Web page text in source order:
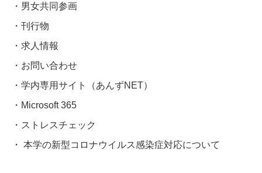
男女共同参画
刊行物
求人情報
お問い合わせ
学内専用サイト（あんずNET）
Microsoft 365
ストレスチェック
本学の新型コロナウイルス感染症対応について